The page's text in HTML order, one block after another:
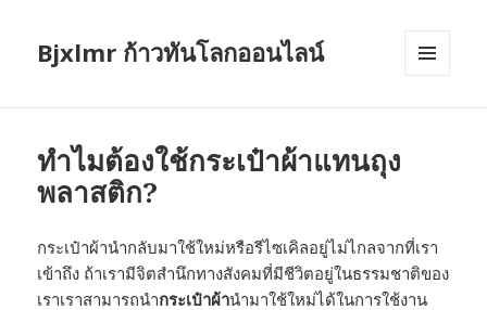
Bjxlmr ก้าวทันโลกออนไลน์
ทำไมต้องใช้กระเป๋าผ้าแทนถุง
พลาสติก?
กระเป๋าผ้านำกลับมาใช้ใหม่หรือรีไซเคิลอยู่ไม่ไกลจากที่เรา
เข้าถึง ถ้าเรามีจิตสำนึกทางสังคมที่มีชีวิตอยู่ในธรรมชาติของ
เราเราสามารถนำกระเป๋าผ้านำมาใช้ใหม่ได้ในการใช้งาน